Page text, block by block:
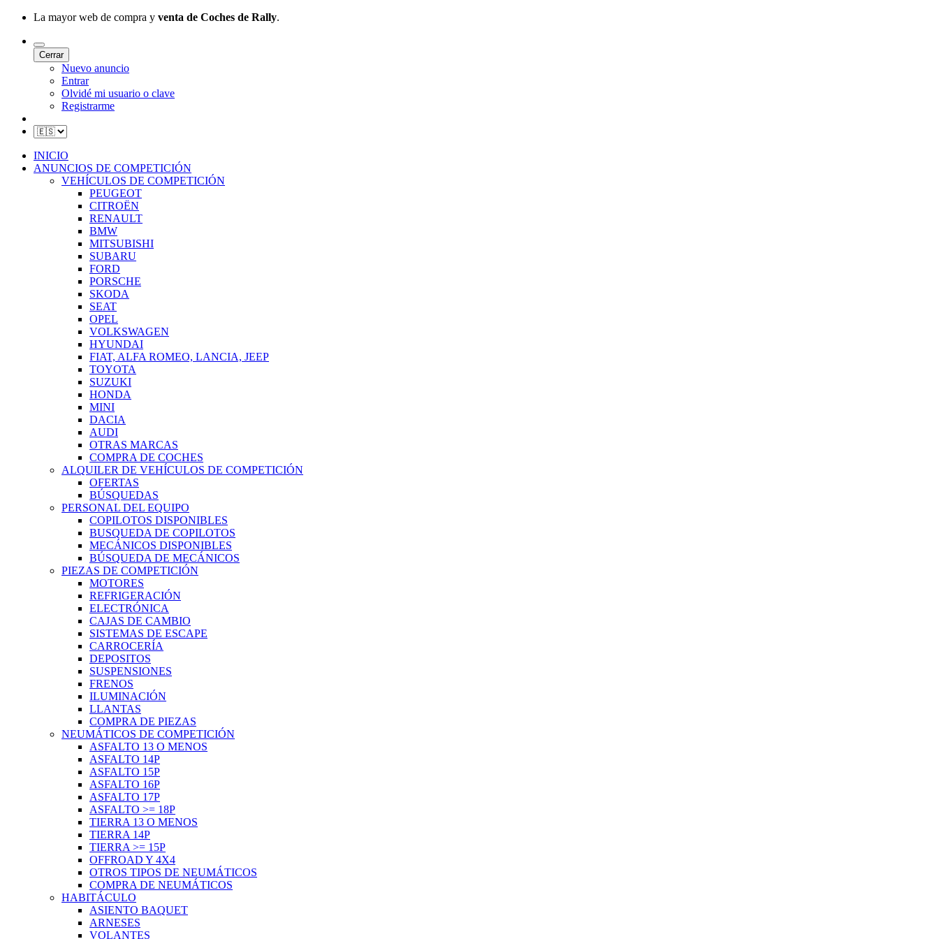
La mayor web de compra y venta de Coches de Rally.
Cerrar
Nuevo anuncio
Entrar
Olvidé mi usuario o clave
Registrarme
INICIO
ANUNCIOS DE COMPETICIÓN
VEHÍCULOS DE COMPETICIÓN
PEUGEOT
CITROËN
RENAULT
BMW
MITSUBISHI
SUBARU
FORD
PORSCHE
SKODA
SEAT
OPEL
VOLKSWAGEN
HYUNDAI
FIAT, ALFA ROMEO, LANCIA, JEEP
TOYOTA
SUZUKI
HONDA
MINI
DACIA
AUDI
OTRAS MARCAS
COMPRA DE COCHES
ALQUILER DE VEHÍCULOS DE COMPETICIÓN
OFERTAS
BÚSQUEDAS
PERSONAL DEL EQUIPO
COPILOTOS DISPONIBLES
BUSQUEDA DE COPILOTOS
MECÁNICOS DISPONIBLES
BÚSQUEDA DE MECÁNICOS
PIEZAS DE COMPETICIÓN
MOTORES
REFRIGERACIÓN
ELECTRÓNICA
CAJAS DE CAMBIO
SISTEMAS DE ESCAPE
CARROCERÍA
DEPOSITOS
SUSPENSIONES
FRENOS
ILUMINACIÓN
LLANTAS
COMPRA DE PIEZAS
NEUMÁTICOS DE COMPETICIÓN
ASFALTO 13 O MENOS
ASFALTO 14P
ASFALTO 15P
ASFALTO 16P
ASFALTO 17P
ASFALTO >= 18P
TIERRA 13 O MENOS
TIERRA 14P
TIERRA >= 15P
OFFROAD Y 4X4
OTROS TIPOS DE NEUMÁTICOS
COMPRA DE NEUMÁTICOS
HABITÁCULO
ASIENTO BAQUET
ARNESES
VOLANTES